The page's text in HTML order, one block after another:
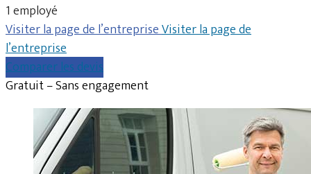
1 employé
Visiter la page de l’entrepriseVisiter la page de
l’entreprise
Comparer les devis
Gratuit – Sans engagement